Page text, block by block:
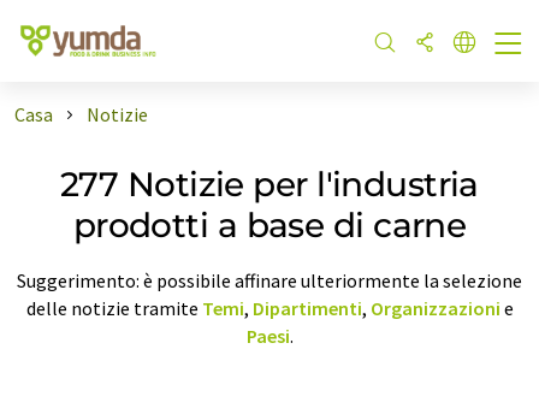
Casa Notizie
277 Notizie per l'industria
prodotti a base di carne
Suggerimento: è possibile affinare ulteriormente la selezione
delle notizie tramite Temi, Dipartimenti, Organizzazioni e
Paesi.